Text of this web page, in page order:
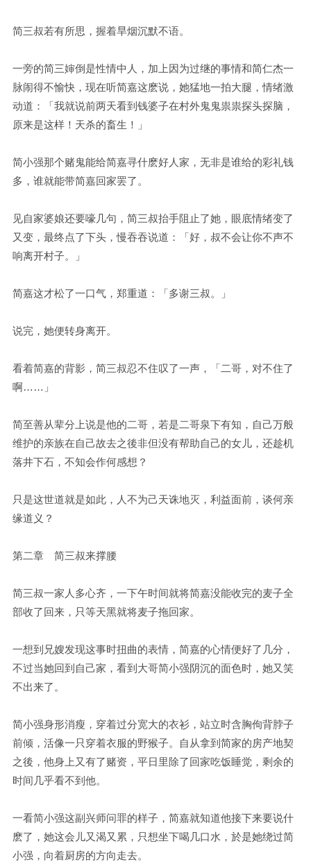
简三叔若有所思，握着旱烟沉默不语。
一旁的简三婶倒是性情中人，加上因为过继的事情和简仁杰一
脉闹得不愉快，现在听简嘉这麽说，她猛地一拍大腿，情绪激
动道：「我就说前两天看到钱婆子在村外鬼鬼祟祟探头探脑，
原来是这样！天杀的畜生！」
简小强那个赌鬼能给简嘉寻什麽好人家，无非是谁给的彩礼钱
多，谁就能带简嘉回家罢了。
见自家婆娘还要嚎几句，简三叔抬手阻止了她，眼底情绪变了
又变，最终点了下头，慢吞吞说道：「好，叔不会让你不声不
响离开村子。」
简嘉这才松了一口气，郑重道：「多谢三叔。」
说完，她便转身离开。
看着简嘉的背影，简三叔忍不住叹了一声，「二哥，对不住了
啊……」
简至善从辈分上说是他的二哥，若是二哥泉下有知，自己万般
维护的亲族在自己故去之後非但没有帮助自己的女儿，还趁机
落井下石，不知会作何感想？
只是这世道就是如此，人不为己天诛地灭，利益面前，谈何亲
缘道义？
第二章 简三叔来撑腰
简三叔一家人多心齐，一下午时间就将简嘉没能收完的麦子全
部收了回来，只等天黑就将麦子拖回家。
一想到兄嫂发现这事时扭曲的表情，简嘉的心情便好了几分，
不过当她回到自己家，看到大哥简小强阴沉的面色时，她又笑
不出来了。
简小强身形消瘦，穿着过分宽大的衣衫，站立时含胸佝背脖子
前倾，活像一只穿着衣服的野猴子。自从拿到简家的房产地契
之後，他身上又有了赌资，平日里除了回家吃饭睡觉，剩余的
时间几乎看不到他。
一看简小强这副兴师问罪的样子，简嘉就知道他接下来要说什
麽了，她这会儿又渴又累，只想坐下喝几口水，於是她绕过简
小强，向着厨房的方向走去。